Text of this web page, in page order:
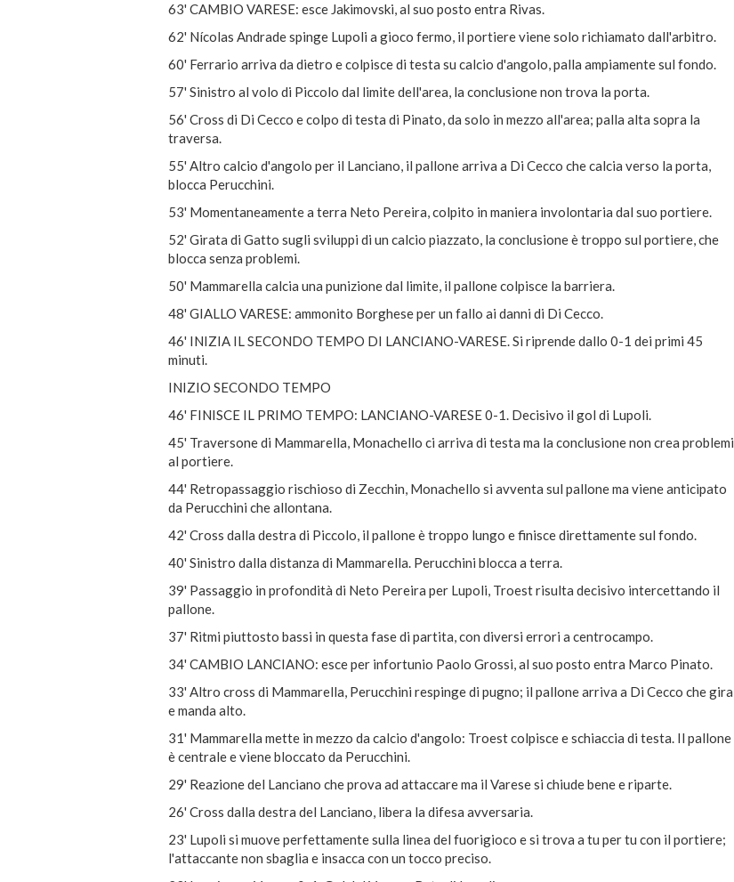
63' CAMBIO VARESE: esce Jakimovski, al suo posto entra Rivas.
62' Nícolas Andrade spinge Lupoli a gioco fermo, il portiere viene solo richiamato dall'arbitro.
60' Ferrario arriva da dietro e colpisce di testa su calcio d'angolo, palla ampiamente sul fondo.
57' Sinistro al volo di Piccolo dal limite dell'area, la conclusione non trova la porta.
56' Cross di Di Cecco e colpo di testa di Pinato, da solo in mezzo all'area; palla alta sopra la
traversa.
55' Altro calcio d'angolo per il Lanciano, il pallone arriva a Di Cecco che calcia verso la porta,
blocca Perucchini.
53' Momentaneamente a terra Neto Pereira, colpito in maniera involontaria dal suo portiere.
52' Girata di Gatto sugli sviluppi di un calcio piazzato, la conclusione è troppo sul portiere, che
blocca senza problemi.
50' Mammarella calcia una punizione dal limite, il pallone colpisce la barriera.
48' GIALLO VARESE: ammonito Borghese per un fallo ai danni di Di Cecco.
46' INIZIA IL SECONDO TEMPO DI LANCIANO-VARESE. Si riprende dallo 0-1 dei primi 45
minuti.
INIZIO SECONDO TEMPO
46' FINISCE IL PRIMO TEMPO: LANCIANO-VARESE 0-1. Decisivo il gol di Lupoli.
45' Traversone di Mammarella, Monachello ci arriva di testa ma la conclusione non crea problemi
al portiere.
44' Retropassaggio rischioso di Zecchin, Monachello si avventa sul pallone ma viene anticipato
da Perucchini che allontana.
42' Cross dalla destra di Piccolo, il pallone è troppo lungo e finisce direttamente sul fondo.
40' Sinistro dalla distanza di Mammarella. Perucchini blocca a terra.
39' Passaggio in profondità di Neto Pereira per Lupoli, Troest risulta decisivo intercettando il
pallone.
37' Ritmi piuttosto bassi in questa fase di partita, con diversi errori a centrocampo.
34' CAMBIO LANCIANO: esce per infortunio Paolo Grossi, al suo posto entra Marco Pinato.
33' Altro cross di Mammarella, Perucchini respinge di pugno; il pallone arriva a Di Cecco che gira
e manda alto.
31' Mammarella mette in mezzo da calcio d'angolo: Troest colpisce e schiaccia di testa. Il pallone
è centrale e viene bloccato da Perucchini.
29' Reazione del Lanciano che prova ad attaccare ma il Varese si chiude bene e riparte.
26' Cross dalla destra del Lanciano, libera la difesa avversaria.
23' Lupoli si muove perfettamente sulla linea del fuorigioco e si trova a tu per tu con il portiere;
l'attaccante non sbaglia e insacca con un tocco preciso.